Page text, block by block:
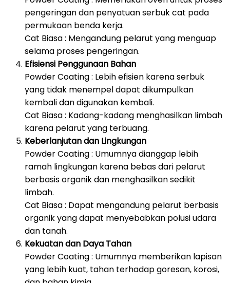
pengeringan dan penyatuan serbuk cat pada
permukaan benda kerja.
Cat Biasa : Mengandung pelarut yang menguap
selama proses pengeringan.
Efisiensi Penggunaan Bahan
Powder Coating : Lebih efisien karena serbuk
yang tidak menempel dapat dikumpulkan
kembali dan digunakan kembali.
Cat Biasa : Kadang-kadang menghasilkan limbah
karena pelarut yang terbuang.
Keberlanjutan dan Lingkungan
Powder Coating : Umumnya dianggap lebih
ramah lingkungan karena bebas dari pelarut
berbasis organik dan menghasilkan sedikit
limbah.
Cat Biasa : Dapat mengandung pelarut berbasis
organik yang dapat menyebabkan polusi udara
dan tanah.
Kekuatan dan Daya Tahan
Powder Coating : Umumnya memberikan lapisan
yang lebih kuat, tahan terhadap goresan, korosi,